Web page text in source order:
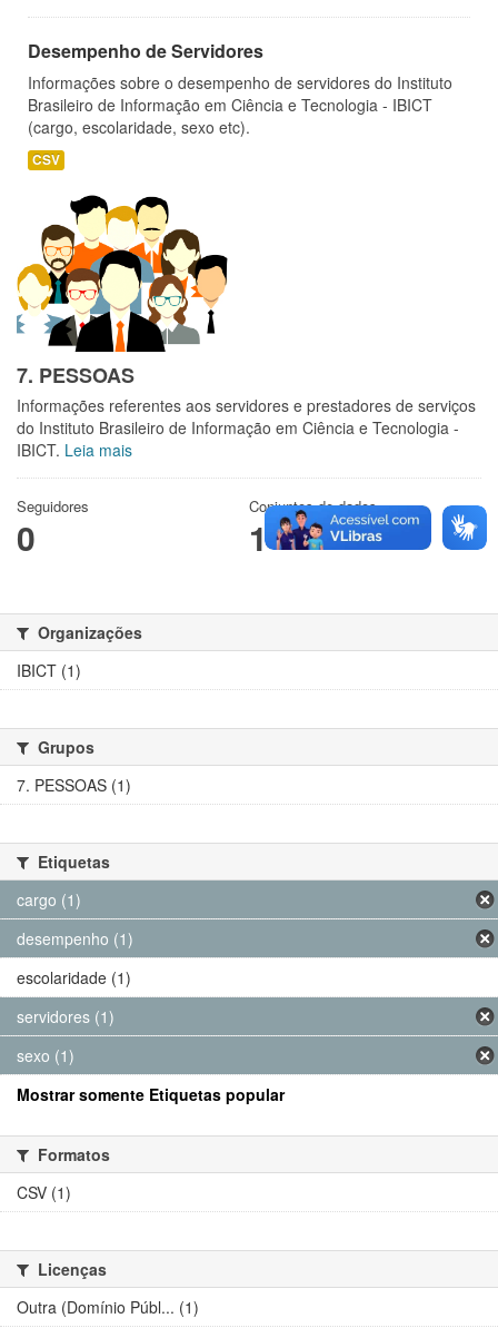
Desempenho de Servidores
Informações sobre o desempenho de servidores do Instituto
Brasileiro de Informação em Ciência e Tecnologia - IBICT
(cargo, escolaridade, sexo etc).
CSV
7. PESSOAS
Informações referentes aos servidores e prestadores de serviços
do Instituto Brasileiro de Informação em Ciência e Tecnologia -
IBICT. Leia mais
Seguidores
0
Conjuntos de dados
1
Organizações
IBICT (1)
Grupos
7. PESSOAS (1)
Etiquetas
cargo (1)
desempenho (1)
escolaridade (1)
servidores (1)
sexo (1)
Mostrar somente Etiquetas popular
Formatos
CSV (1)
Licenças
Outra (Domínio Públ... (1)